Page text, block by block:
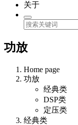
关于
功放
Home page
功放
经典类
DSP类
定压类
经典类